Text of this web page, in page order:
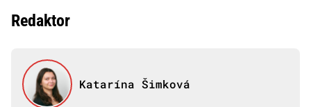
Redaktor
Katarína Šimková